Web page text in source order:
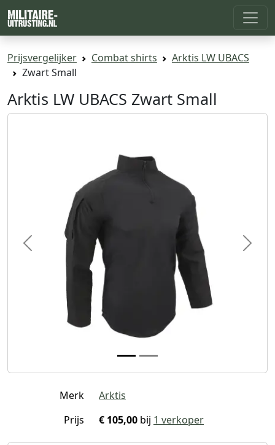
Prijsvergelijker Combat shirts
Arktis LW UBACS
Zwart Small
Arktis LW UBACS Zwart Small
Previous Next
Merk
Arktis
Prijs
€ 105,00 bij 1 verkoper